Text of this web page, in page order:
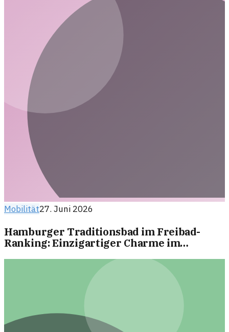
Mobilität27. Juni 2026
Hamburger Traditionsbad im Freibad-
Ranking: Einzigartiger Charme im